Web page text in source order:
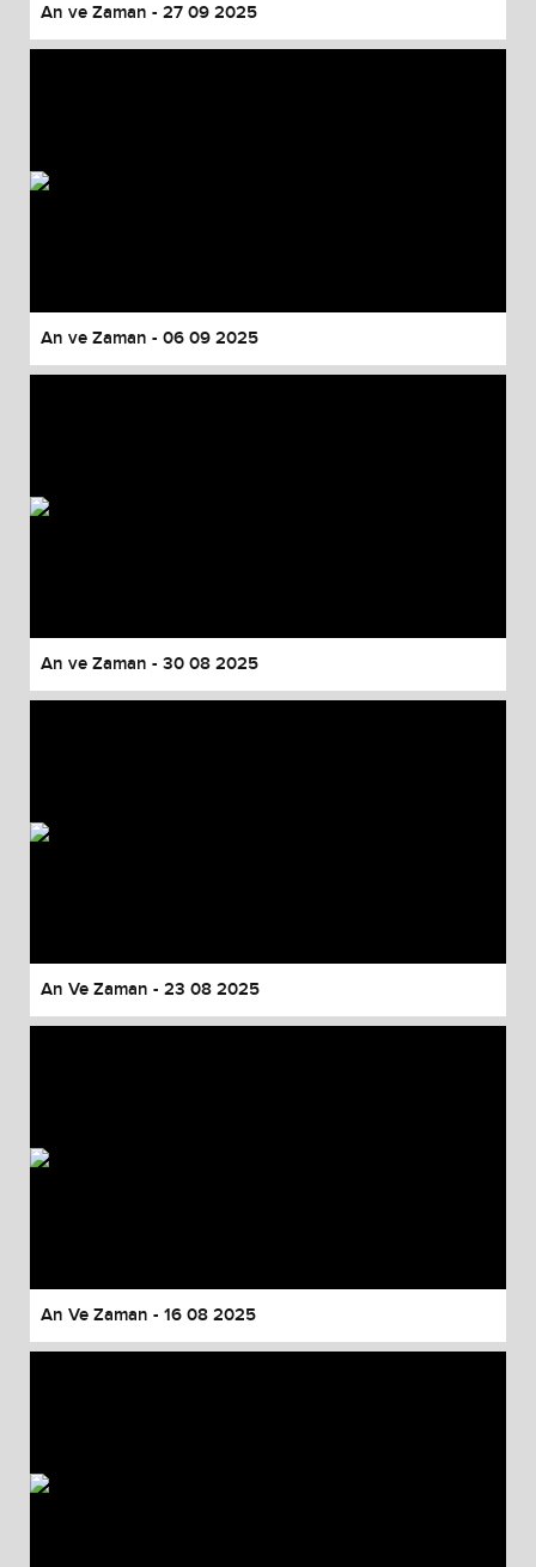
An ve Zaman - 27 09 2025
An ve Zaman - 06 09 2025
An ve Zaman - 30 08 2025
An Ve Zaman - 23 08 2025
An Ve Zaman - 16 08 2025